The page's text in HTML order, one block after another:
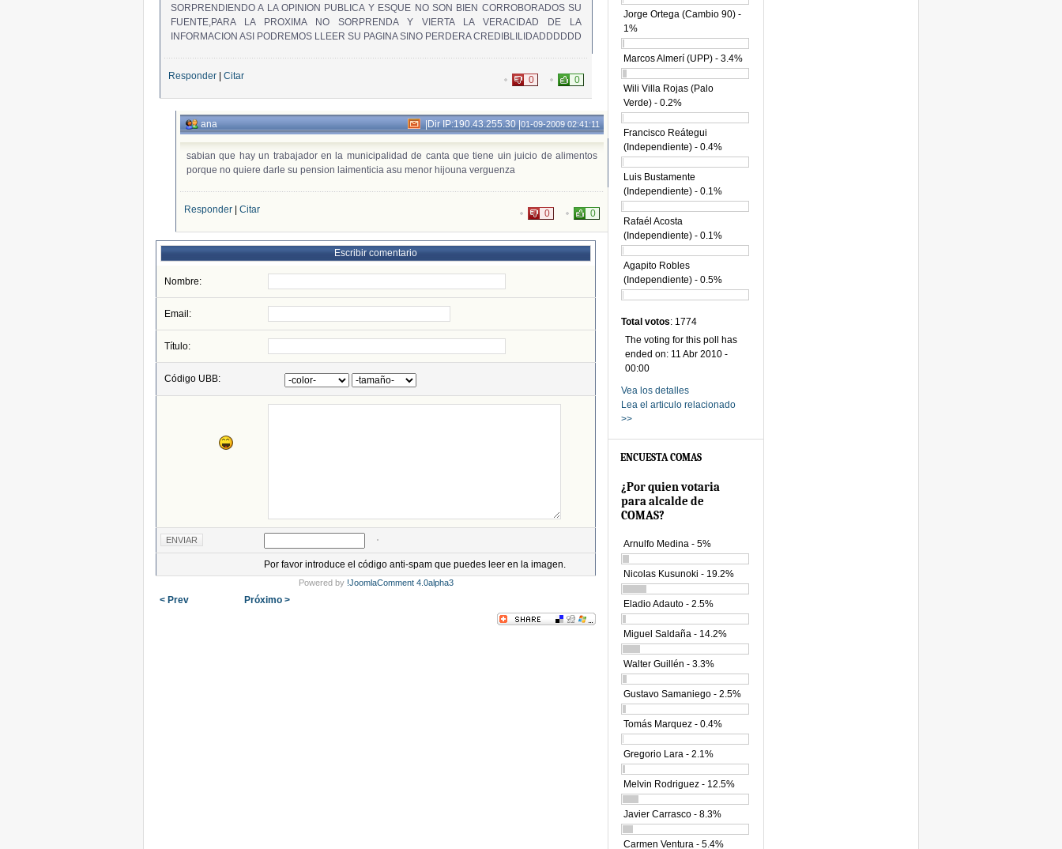
SORPRENDIENDO A LA OPINION PUBLICA Y ESQUE NO SON BIEN CORROBORADOS SU
FUENTE,PARA LA PROXIMA NO SORPRENDA Y VIERTA LA VERACIDAD DE LA
INFORMACION ASI PODREMOS LLEER SU PAGINA SINO PERDERA CREDIBLILIDADDDDDD
Responder Citar 0
0
ana |Dir IP:190.43.255.30|01-09-2009 02:41:11
sabian que hay un trabajador en la municipalidad de canta que tiene uin juicio de alimentos
porque no quiere darle su pension laimenticia asu menor hijouna verguenza
Responder Citar 0
0
Escribir comentario
Nombre:
Email:
Título:
Código UBB:
Por favor introduce el código anti-spam que puedes leer en la imagen.
Powered by !JoomlaComment 4.0alpha3
< Prev Próximo >
Jorge Ortega (Cambio 90) -
1%
Marcos Almerí (UPP) - 3.4%
Wili Villa Rojas (Palo
Verde) - 0.2%
Francisco Reátegui
(Independiente) - 0.4%
Luis Bustamente
(Independiente) - 0.1%
Rafaél Acosta
(Independiente) - 0.1%
Agapito Robles
(Independiente) - 0.5%
Total votos: 1774
The voting for this poll has
ended on: 11 Abr 2010 -
00:00
Vea los detalles
Lea el articulo relacionado
>>
ENCUESTA COMAS
¿Por quien votaria
para alcalde de
COMAS?
Arnulfo Medina - 5%
Nicolas Kusunoki - 19.2%
Eladio Adauto - 2.5%
Miguel Saldaña - 14.2%
Walter Guillén - 3.3%
Gustavo Samaniego - 2.5%
Tomás Marquez - 0.4%
Gregorio Lara - 2.1%
Melvin Rodriguez - 12.5%
Javier Carrasco - 8.3%
Carmen Ventura - 5.4%